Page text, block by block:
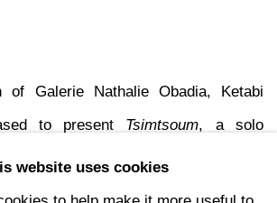
of Galerie Nathalie Obadia, Ketabi
to present
Tsimtsoum, a solo
Guttman, on the occasion of Art
website uses cookies